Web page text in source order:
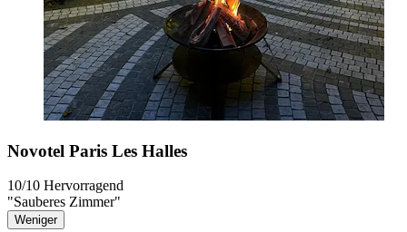
Novotel Paris Les Halles
10/10 Hervorragend
"Sauberes Zimmer"
Weniger